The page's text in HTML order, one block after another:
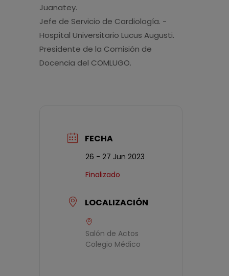
Juanatey.
Jefe de Servicio de Cardiología. -
Hospital Universitario Lucus Augusti.
Presidente de la Comisión de
Docencia del COMLUGO.
FECHA
26 - 27 Jun 2023
Finalizado
LOCALIZACIÓN
Salón de Actos
Colegio Médico